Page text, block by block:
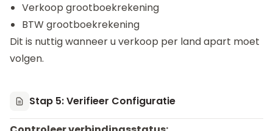
Verkoop grootboekrekening
BTW grootboekrekening
Dit is nuttig wanneer u verkoop per land apart moet
volgen.
Stap 5: Verifieer Configuratie